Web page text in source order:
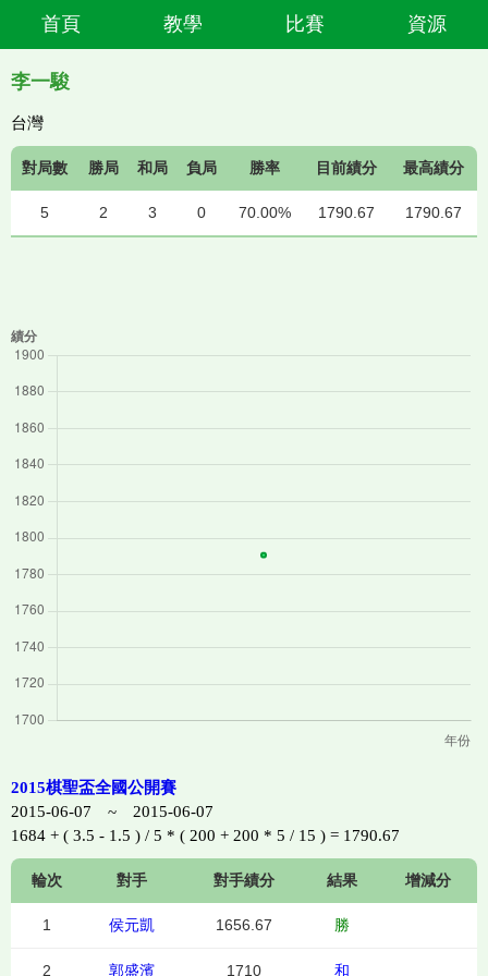
首頁 教學 比賽 資源
李一駿
台灣
對局數 勝局 和局 負局 勝率 目前績分 最高績分
5 2 3 0 70.00% 1790.67 1790.67
2015棋聖盃全國公開賽
2015-06-07 ~ 2015-06-07
1684 + ( 3.5 - 1.5 ) / 5 * ( 200 + 200 * 5 / 15 ) = 1790.67
輪次 對手 對手績分 結果 增減分
1 侯元凱 1656.67 勝
2 郭盛濱 1710 和